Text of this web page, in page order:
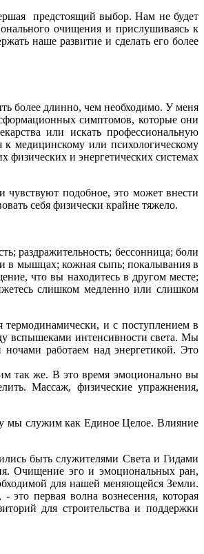
предстоящий выбор. Нам не будет
очищения и прислушиваясь к
наше развитие и сделать его более
более длинно, чем необходимо. У меня
симптомов, которые они
или искать профессиональную
медицинскому или психологическому
физических и энергетических системах
подобное, это может внести
себя физически крайне тяжело.
раздражительность; бессонница; боли
в мышцах; кожная сыпь; покалывания в
что вы находитесь в другом месте;
слишком медленно или слишком
и с поступлением в
вспышеками интенсивности света. Мы
работаем над энергетикой. Это
так же. В это время эмоционально вы
Массаж, физические упражнения,
мы служим как Единое Целое. Влияние
быть служителями Света и Гидами
Очищение эго и эмоциональных ран,
для нашей меняющейся Земли.
первая волна вознесения, которая
для строительства и поддержки